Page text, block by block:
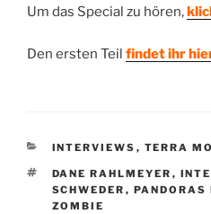
Um das Special zu hören,
Den ersten Teil findet ihr
KATEGORIEN
INTERVIEWS , TERRA
SCHLAGWÖRTER
DANE RAHLMEYER ,
SCHWEDER , PANDORAS
ZOMBIE